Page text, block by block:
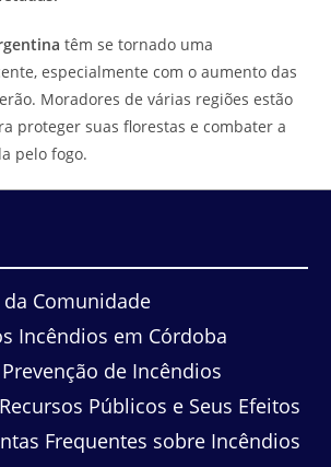
têm se tornado uma
especialmente com o aumento das
Moradores de várias regiões estão
proteger suas florestas e combater a
pelo fogo.
Comunidade
Incêndios em Córdoba
de Incêndios
Públicos e Seus Efeitos
Frequentes sobre Incêndios